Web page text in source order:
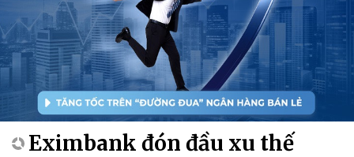
Eximbank đón đầu xu thế